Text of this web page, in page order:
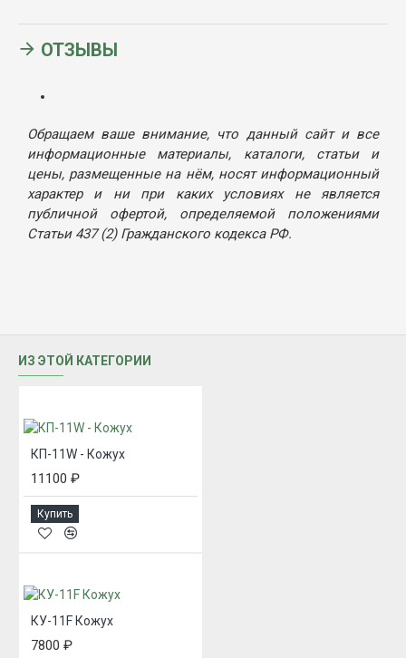
ОТЗЫВЫ
Обращаем ваше внимание, что данный сайт и все
информационные материалы, каталоги, статьи и
цены, размещенные на нём, носят информационный
характер и ни при каких условиях не является
публичной офертой, определяемой положениями
Статьи 437 (2) Гражданского кодекса РФ.
ИЗ ЭТОЙ КАТЕГОРИИ
КП-11W - Кожух
11100 ₽
Купить
КУ-11F Кожух
7800 ₽